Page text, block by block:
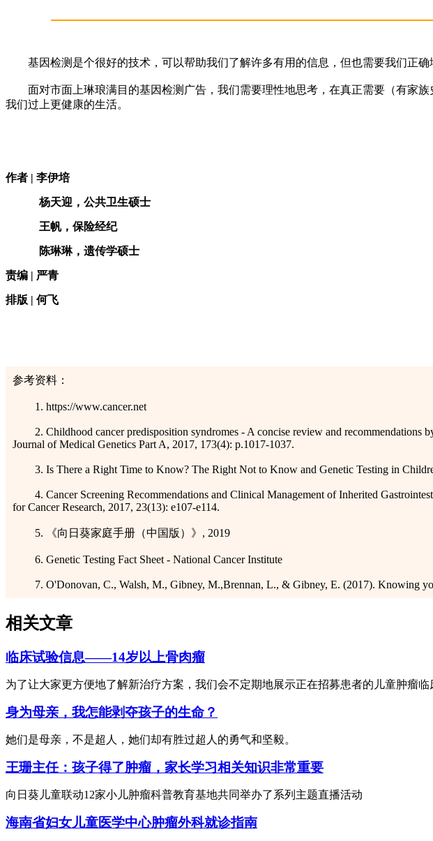
基因检测是个很好的技术，可以帮助我们了解许多有用的信息，但也需要我们正确
面对市面上琳琅满目的基因检测广告，我们需要理性地思考，在真正需要（有家族
我们过上更健康的生活。
作者 | 李伊培
杨天迎，公共卫生硕士
王帆，保险经纪
陈琳琳，遗传学硕士
责编 | 严青
排版 | 何飞
参考资料：
1. https://www.cancer.net
2. Childhood cancer predisposition syndromes - A concise review and recommendations
Journal of Medical Genetics Part A, 2017, 173(4): p.1017-1037.
3. Is There a Right Time to Know? The Right Not to Know and Genetic Testing in
4. Cancer Screening Recommendations and Clinical Management of Inherited
for Cancer Research, 2017, 23(13): e107-e114.
5. 《向日葵家庭手册（中国版）》, 2019
6. Genetic Testing Fact Sheet - National Cancer Institute
7. O'Donovan, C., Walsh, M., Gibney, M.,Brennan, L., & Gibney, E. (2017). Knowing
相关文章
临床试验信息——14岁以上骨肉瘤
为了让大家更方便地了解新治疗方案，我们会不定期地展示正在招募患者的儿童肿瘤临
身为母亲，我怎能剥夺孩子的生命？
她们是母亲，不是超人，她们却有胜过超人的勇气和坚毅。
王珊主任：孩子得了肿瘤，家长学习相关知识非常重要
向日葵儿童联动12家小儿肿瘤科普教育基地共同举办了系列主题直播活动
海南省妇女儿童医学中心肿瘤外科就诊指南